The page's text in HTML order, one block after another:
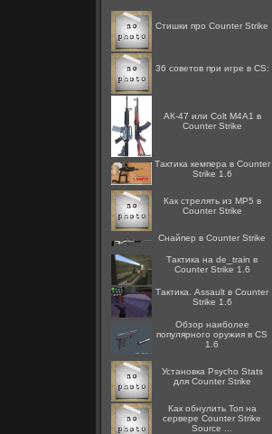
Стишки про Counter Strike
36 советов при игре в CS:
АК-47 или Colt M4A1 в
Counter Strike
Тактика кемпера в Counter
Strike 1.6
Как стрелять из MP5 в
Counter Strike
Снайпер в Counter Strike
Тактика на de_train в
Counter Strike 1.6
Тактика. Assault в Counter
Strike 1.6
Обзор наиболее
популярного оружия в CS
1.6
Установка Psycho Stats
для Counter Strike
Как обнулить Топ на
сервере Counter Strike
Source ...